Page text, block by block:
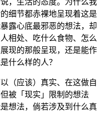
细节都赤裸地呈现着这是
露心底最邪恶的想法，却
相处、吃什么食物、怎么
现的那般呈现，还是能作
什么样的人？
（应该）真实、在这做自
被「现实」限制的想法
想法，倘若涉及到什么真